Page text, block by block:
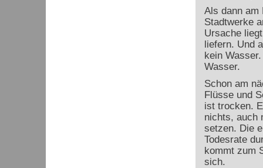
Als dann am
Stadtwerke
Ursache
liefern. Und
kein
Wasser.
Schon am
Flüsse und
ist trocken.
nichts, auch
setzen. Die
Todesrate
kommt zum
sich.